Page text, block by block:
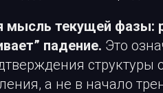
мысль текущей фазы:
падение. Это
а не в начало